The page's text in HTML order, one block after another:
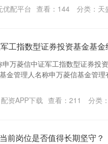
优配平台 查看： 144 分类： 天
工指数型证券投资基金基
万菱信中证军工指数型证券投
金管理人名称申万菱信基金管理
资APP下载 查看： 211 分类：
前岗位是否值得长期坚守？